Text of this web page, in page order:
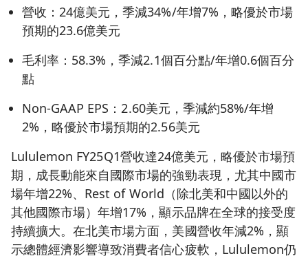
營收：24億美元，季減34%/年增7%，略優於市場
預期的23.6億美元
毛利率：58.3%，季減2.1個百分點/年增0.6個百分
點
Non-GAAP EPS：2.60美元，季減約58%/年增
2%，略優於市場預期的2.56美元
Lululemon FY25Q1營收達24億美元，略優於市場預
期，成長動能來自國際市場的強勁表現，尤其中國市
場年增22%、Rest of World（除北美和中國以外的
其他國際市場）年增17%，顯示品牌在全球的接受度
持續擴大。在北美市場方面，美國營收年減2%，顯
示總體經濟影響導致消費者信心疲軟，Lululemon仍